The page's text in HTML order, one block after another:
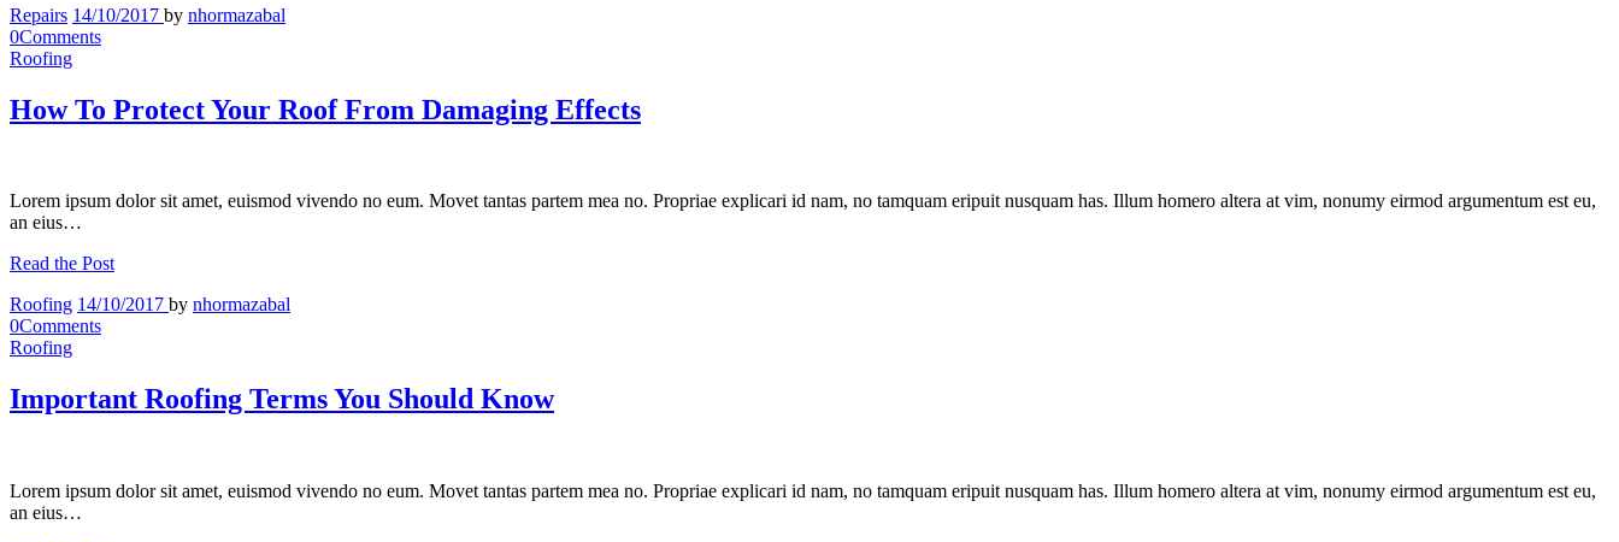
Repairs 14/10/2017 by nhormazabal
0Comments
Roofing
How To Protect Your Roof From Damaging Effects
Lorem ipsum dolor sit amet, euismod vivendo no eum. Movet tantas partem mea no. Propriae explicari id nam, no tamquam eripuit nusquam has. Illum homero altera at vim, nonumy eirmod argumentum est eu,
an eius…
Read the Post
Roofing 14/10/2017 by nhormazabal
0Comments
Roofing
Important Roofing Terms You Should Know
Lorem ipsum dolor sit amet, euismod vivendo no eum. Movet tantas partem mea no. Propriae explicari id nam, no tamquam eripuit nusquam has. Illum homero altera at vim, nonumy eirmod argumentum est eu,
an eius…